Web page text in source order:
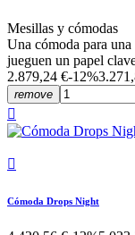
Mesillas y cómodas
Una cómoda para
jueguen un papel
2.879,24 €-12%
remove


Cómoda Drops Night